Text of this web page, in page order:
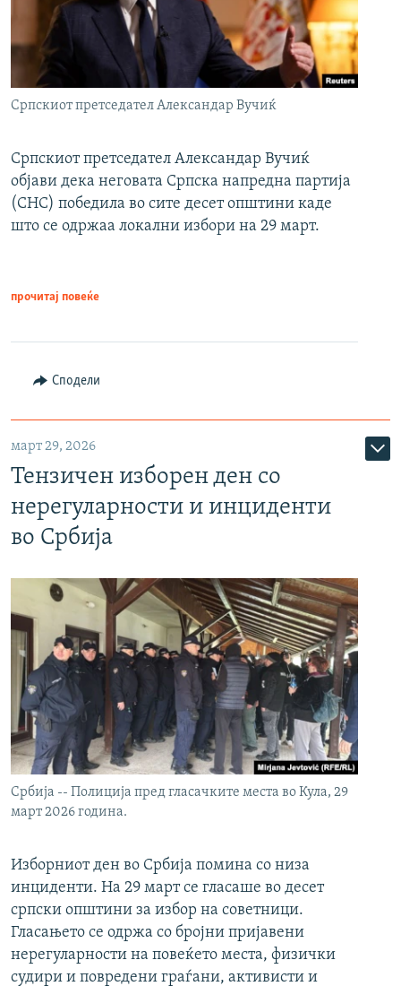
Српскиот претседател Александар Вучиќ
Српскиот претседател Александар Вучиќ
објави дека неговата Српска напредна партија
(СНС) победила во сите десет општини каде
што се одржаа локални избори на 29 март.
прочитај повеќе
Сподели
март 29, 2026
Тензичен изборен ден со
нерегуларности и инциденти
во Србија
Србија -- Полиција пред гласачките места во Кула, 29
март 2026 година.
Изборниот ден во Србија помина со низа
инциденти. На 29 март се гласаше во десет
српски општини за избор на советници.
Гласањето се одржа со бројни пријавени
нерегуларности на повеќето места, физички
судири и повредени граѓани, активисти и